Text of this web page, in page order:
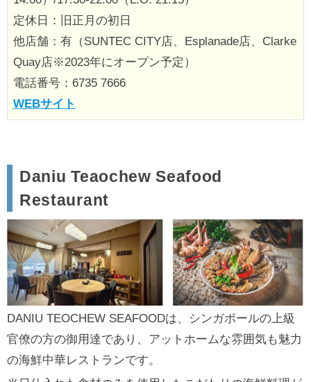
定休日：旧正月の初日
他店舗：有（SUNTEC CITY店、Esplanade店、Clarke
Quay店※2023年にオープン予定）
電話番号：6735 7666
WEBサイト
Daniu Teaochew Seafood
Restaurant
DANIU TEOCHEW SEAFOODは、シンガポールの上級
官僚の方の御用達であり、アットホームな雰囲気も魅力
の海鮮中華レストランです。